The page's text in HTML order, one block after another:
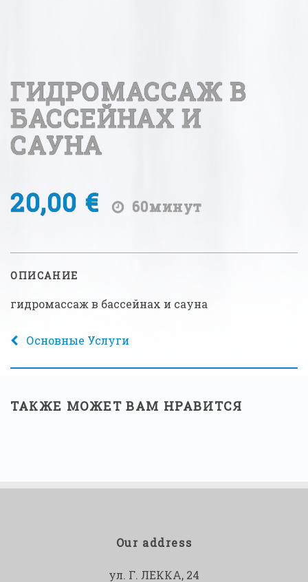
ГИДРОМАССАЖ В
БАССЕЙНАХ И
САУНА
20,00 €
60минут
ОПИСАНИЕ
гидромассаж в бассейнах и сауна
Основные Услуги
ТАКЖЕ МОЖЕТ ВАМ НРАВИТСЯ
Our address
ул. Г. ЛЕККА, 24